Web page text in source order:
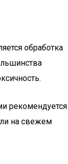
обработка
рекомендуется
на свежем